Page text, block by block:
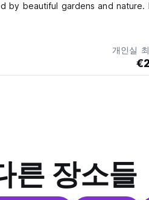
by beautiful gardens and
free Wi-Fi, free parking, and
개인실
른 장소들